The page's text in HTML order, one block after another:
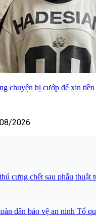
chuyện bị cướp để xin
2026
cưng chết sau phẫu thuật
dân bảo vệ an ninh Tổ